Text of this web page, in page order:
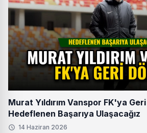
Murat Yıldırım Vanspor FK'ya
Hedeflenen Başarıya Ulaşacağız
14 Haziran 2026